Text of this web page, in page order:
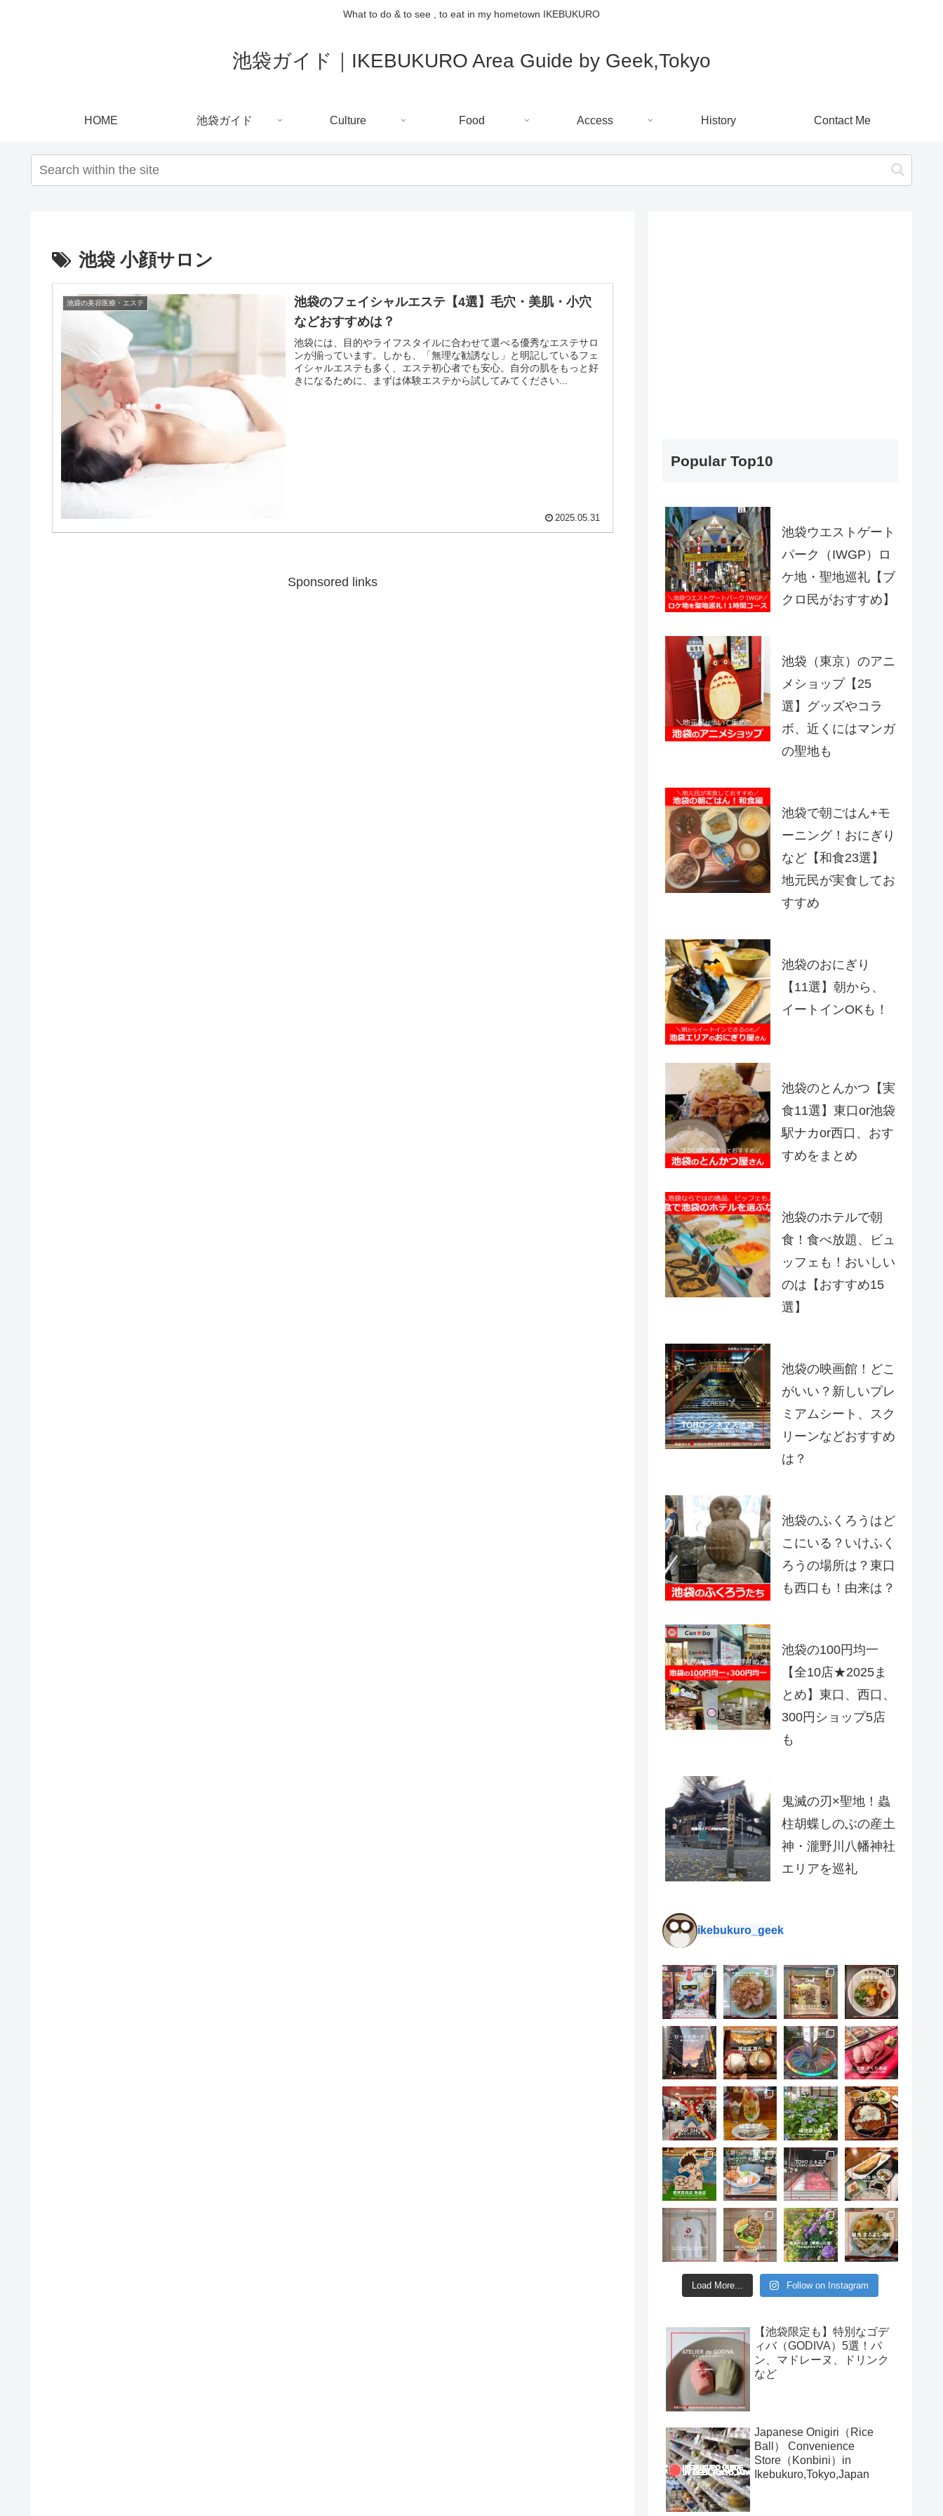
What to do & to see , to eat in my hometown IKEBUKURO
池袋ガイド｜IKEBUKURO Area Guide by Geek,Tokyo
HOME 池袋ガイド Culture Food Access History Contact Me
池袋 小顔サロン
池袋の美容医療・エステ
池袋のフェイシャルエステ【4選】毛穴・美肌・小穴
などおすすめは？
池袋には、目的やライフスタイルに合わせて選べる優秀なエステサロ
ンが揃っています。しかも、「無理な勧誘なし」と明記しているフェ
イシャルエステも多く、エステ初心者でも安心。自分の肌をもっと好
きになるために、まずは体験エステから試してみてください...
2025.05.31
Sponsored links
Popular Top10
池袋ウエストゲート
パーク（IWGP）ロ
ケ地・聖地巡礼【ブ
クロ民がおすすめ】
池袋（東京）のアニ
メショップ【25
選】グッズやコラ
ボ、近くにはマンガ
の聖地も
池袋で朝ごはん+モ
ーニング！おにぎり
など【和食23選】
地元民が実食してお
すすめ
池袋のおにぎり
【11選】朝から、
イートインOKも！
池袋のとんかつ【実
食11選】東口or池袋
駅ナカor西口、おす
すめをまとめ
池袋のホテルで朝
食！食べ放題、ビュ
ッフェも！おいしい
のは【おすすめ15
選】
池袋の映画館！どこ
がいい？新しいプレ
ミアムシート、スク
リーンなどおすすめ
は？
池袋のふくろうはど
こにいる？いけふく
ろうの場所は？東口
も西口も！由来は？
池袋の100円均一
【全10店★2025ま
とめ】東口、西口、
300円ショップ5店
も
鬼滅の刃×聖地！蟲
柱胡蝶しのぶの産土
神・瀧野川八幡神社
エリアを巡礼
ikebukuro_geek
Load More... Follow on Instagram
【池袋限定も】特別なゴデ
ィバ（GODIVA）5選！パ
ン、マドレーヌ、ドリンク
など
Japanese Onigiri（Rice
Ball） Convenience
Store（Konbini）in
Ikebukuro,Tokyo,Japan